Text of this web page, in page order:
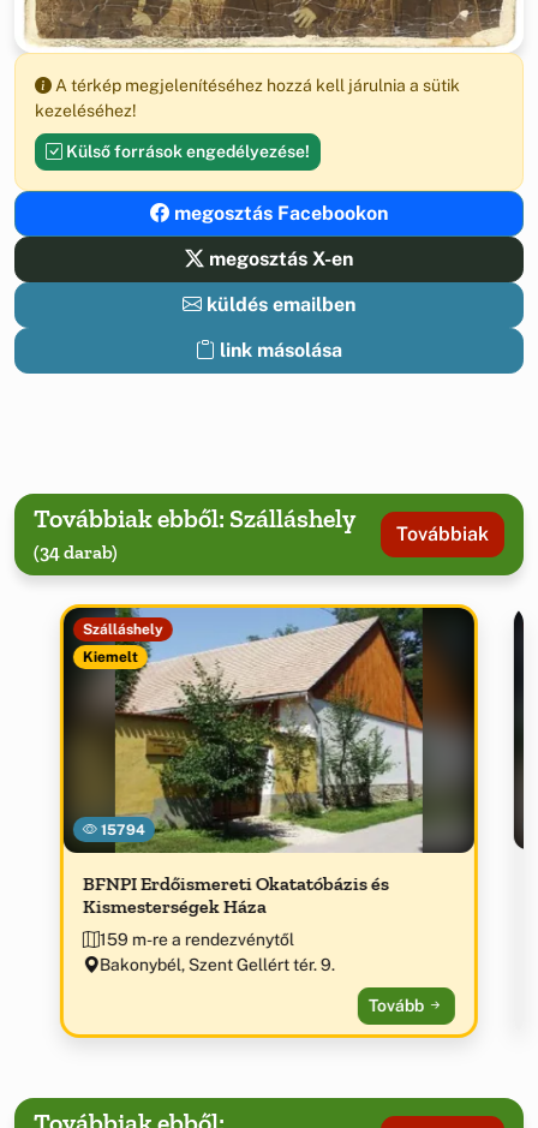
A térkép megjelenítéséhez hozzá kell járulnia a sütik
kezeléséhez!
Külső források engedélyezése!
megosztás Facebookon
megosztás X-en
küldés emailben
link másolása
Továbbiak ebből: Szálláshely
(34 darab)
Továbbiak
15794
Szálláshely
Kiemelt
BFNPI Erdőismereti Okatatóbázis és
Kismesterségek Háza
159 m-re a rendezvénytől
Bakonybél, Szent Gellért tér. 9.
Tovább